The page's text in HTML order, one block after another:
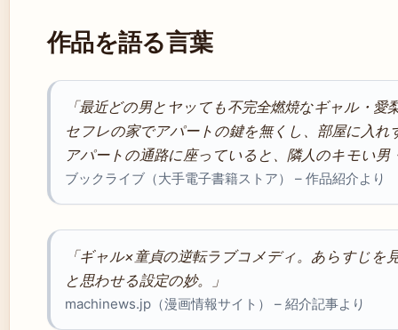
作品を語る言葉
「最近どの男とヤッても不完全燃焼なギャル・愛
セフレの家でアパートの鍵を無くし、部屋に入れ
アパートの通路に座っていると、隣人のキモい男
ブックライブ（大手電子書籍ストア） – 作品紹介より
「ギャル×童貞の逆転ラブコメディ。あらすじ
と思わせる設定の妙。」
machinews.jp（漫画情報サイト） – 紹介記事より